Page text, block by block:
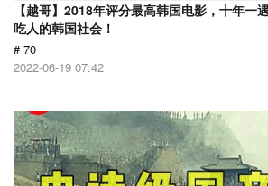
【越哥】2018年评分最高韩国电影，十年一
吃人的韩国社会！
# 70
2022-06-19 07:42